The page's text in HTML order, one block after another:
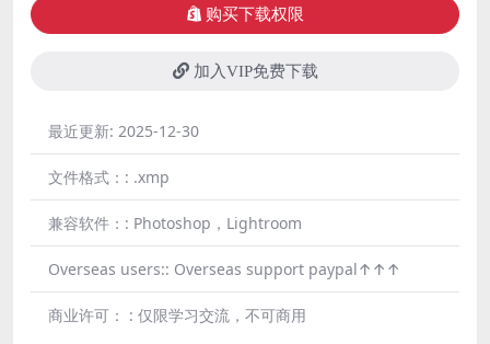
购买下载权限
加入VIP免费下载
最近更新: 2025-12-30
文件格式：: .xmp
兼容软件：: Photoshop，Lightroom
Overseas users:: Overseas support paypal↑↑↑
商业许可： : 仅限学习交流，不可商用